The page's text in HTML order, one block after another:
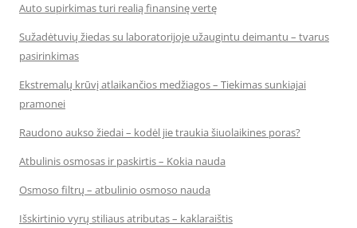
Auto supirkimas turi realią finansinę vertę
Sužadėtuvių žiedas su laboratorijoje užaugintu deimantu – tvarus
pasirinkimas
Ekstremalų krūvį atlaikančios medžiagos – Tiekimas sunkiajai
pramonei
Raudono aukso žiedai – kodėl jie traukia šiuolaikines poras?
Atbulinis osmosas ir paskirtis – Kokia nauda
Osmoso filtrų – atbulinio osmoso nauda
Išskirtinio vyrų stiliaus atributas – kaklaraištis